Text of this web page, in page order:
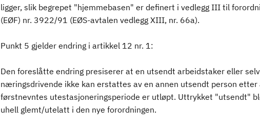
ligger, slik begrepet "hjemmebasen" er definert i vedlegg III til
(EØF) nr. 3922/91 (EØS-avtalen vedlegg XIII, nr. 66a).
Punkt 5 gjelder endring i artikkel 12 nr. 1:
Den foreslåtte endring presiserer at en utsendt arbeidstaker eller
næringsdrivende ikke kan erstattes av en annen utsendt person etter
førstnevntes utestasjoneringsperiode er utløpt. Uttrykket "utsendt"
uhell glemt/utelatt i den nye forordningen.